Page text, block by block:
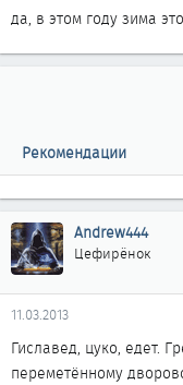
да, в этом году зима
Рекомендации
Andrew444
Цефирёнок
11.03.2013
Гиславед, цуко, едет.
переметённому